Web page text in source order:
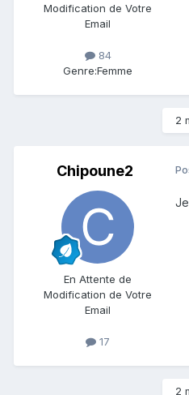
Modification de Votre
Email
84
Genre:Femme
2
Chipoune2
En Attente de
Modification de Votre
Email
17
2